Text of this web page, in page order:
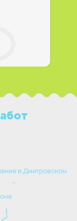
в Дмитровском